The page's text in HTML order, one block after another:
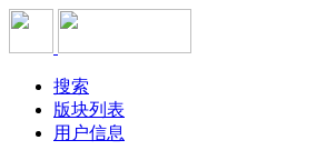
搜索
版块列表
用户信息